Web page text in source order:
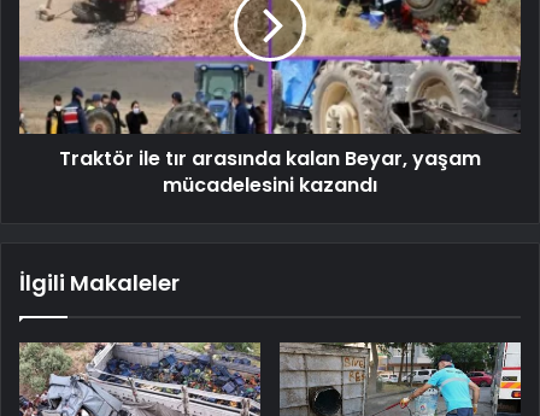
Traktör ile tır arasında kalan Beyar, yaşam
mücadelesini kazandı
İlgili Makaleler